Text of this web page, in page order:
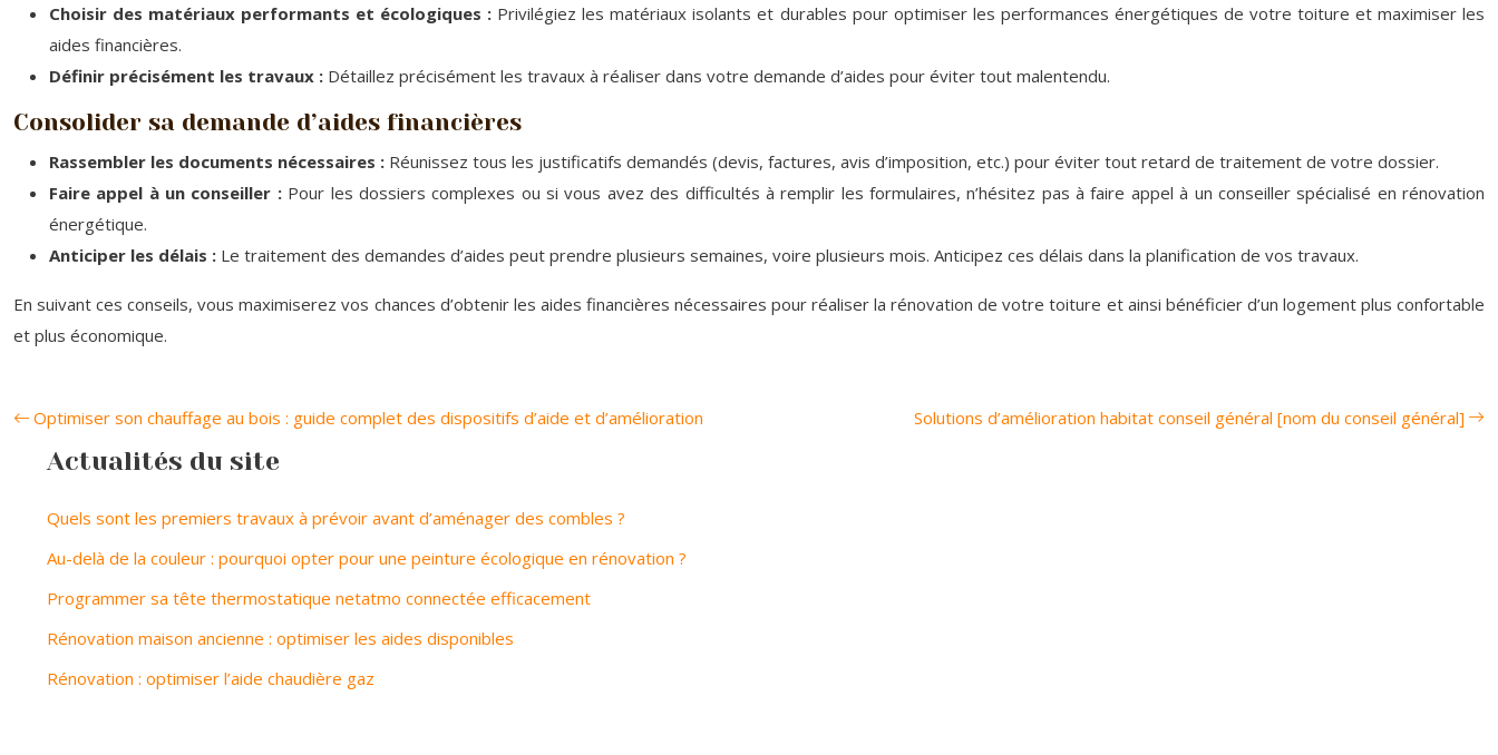
Choisir des matériaux performants et écologiques : Privilégiez les matériaux isolants et durables pour optimiser les performances énergétiques de votre toiture et maximiser les
aides financières.
Définir précisément les travaux : Détaillez précisément les travaux à réaliser dans votre demande d’aides pour éviter tout malentendu.
Consolider sa demande d’aides financières
Rassembler les documents nécessaires : Réunissez tous les justificatifs demandés (devis, factures, avis d’imposition, etc.) pour éviter tout retard de traitement de votre dossier.
Faire appel à un conseiller : Pour les dossiers complexes ou si vous avez des difficultés à remplir les formulaires, n’hésitez pas à faire appel à un conseiller spécialisé en rénovation
énergétique.
Anticiper les délais : Le traitement des demandes d’aides peut prendre plusieurs semaines, voire plusieurs mois. Anticipez ces délais dans la planification de vos travaux.
En suivant ces conseils, vous maximiserez vos chances d’obtenir les aides financières nécessaires pour réaliser la rénovation de votre toiture et ainsi bénéficier d’un logement plus confortable
et plus économique.
Optimiser son chauffage au bois : guide complet des dispositifs d’aide et d’amélioration Solutions d’amélioration habitat conseil général [nom du conseil général]
Actualités du site
Quels sont les premiers travaux à prévoir avant d’aménager des combles ?
Au-delà de la couleur : pourquoi opter pour une peinture écologique en rénovation ?
Programmer sa tête thermostatique netatmo connectée efficacement
Rénovation maison ancienne : optimiser les aides disponibles
Rénovation : optimiser l’aide chaudière gaz